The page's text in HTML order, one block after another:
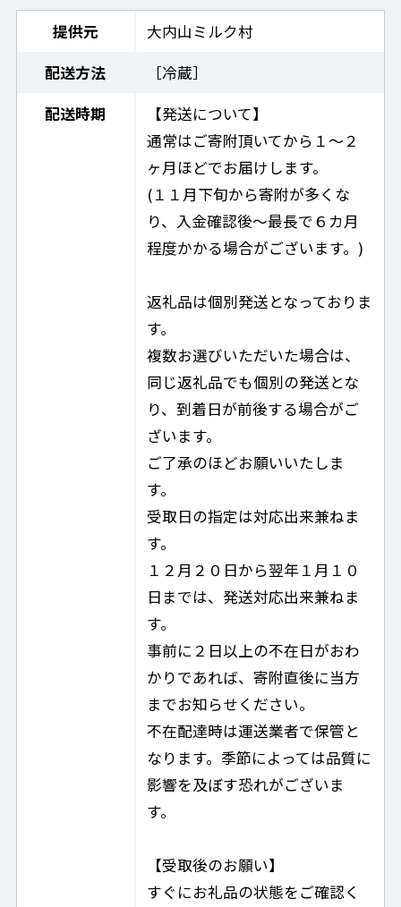
提供元
大内山ミルク村
配送方法
［冷蔵］
配送時期
【発送について】
通常はご寄附頂いてから１～２
ヶ月ほどでお届けします。
(１１月下旬から寄附が多くな
り、入金確認後～最長で６カ月
程度かかる場合がございます。)
返礼品は個別発送となっておりま
す。
複数お選びいただいた場合は、
同じ返礼品でも個別の発送とな
り、到着日が前後する場合がご
ざいます。
ご了承のほどお願いいたしま
す。
受取日の指定は対応出来兼ねま
す。
１２月２０日から翌年１月１０
日までは、発送対応出来兼ねま
す。
事前に２日以上の不在日がおわ
かりであれば、寄附直後に当方
までお知らせください。
不在配達時は運送業者で保管と
なります。季節によっては品質に
影響を及ぼす恐れがございま
す。
【受取後のお願い】
すぐにお礼品の状態をご確認く